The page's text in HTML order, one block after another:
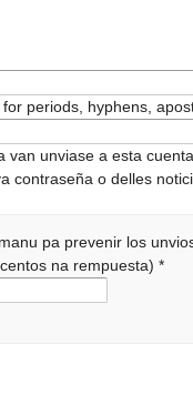
periods, hyphens,
unviase a esta
contraseña o delles
pa prevenir los
na rempuesta)*